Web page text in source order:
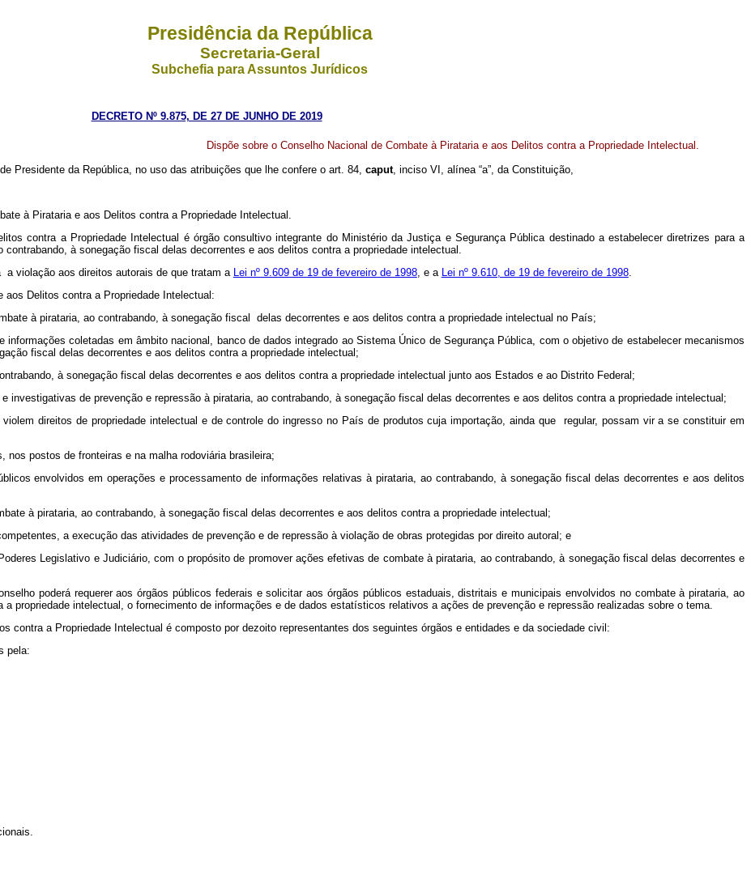
Presidência da República
Secretaria-Geral
Subchefia para Assuntos Jurídicos
DECRETO Nº 9.875, DE 27 DE JUNHO DE 2019
Dispõe sobre o Conselho Nacional de Combate à Pirataria e aos Delitos contra a Propriedade Intelectual.
Presidente da República, no uso das atribuições que lhe confere o art. 84, caput, inciso VI, alínea “a”, da Constituição,
à Pirataria e aos Delitos contra a Propriedade Intelectual.
contra a Propriedade Intelectual é órgão consultivo integrante do Ministério da Justiça e Segurança Pública destinado a estabelecer diretrizes para a
à sonegação fiscal delas decorrentes e aos delitos contra a propriedade intelectual.
violação aos direitos autorais de que tratam a Lei nº 9.609 de 19 de fevereiro de 1998, e a Lei nº 9.610, de 19 de fevereiro de 1998.
Delitos contra a Propriedade Intelectual:
à pirataria, ao contrabando, à sonegação fiscal delas decorrentes e aos delitos contra a propriedade intelectual no País;
informações coletadas em âmbito nacional, banco de dados integrado ao Sistema Único de Segurança Pública, com o objetivo de estabelecer mecanismos
fiscal delas decorrentes e aos delitos contra a propriedade intelectual;
à sonegação fiscal delas decorrentes e aos delitos contra a propriedade intelectual junto aos Estados e ao Distrito Federal;
investigativas de prevenção e repressão à pirataria, ao contrabando, à sonegação fiscal delas decorrentes e aos delitos contra a propriedade intelectual;
direitos de propriedade intelectual e de controle do ingresso no País de produtos cuja importação, ainda que regular, possam vir a se constituir em
postos de fronteiras e na malha rodoviária brasileira;
envolvidos em operações e processamento de informações relativas à pirataria, ao contrabando, à sonegação fiscal delas decorrentes e aos delitos
à pirataria, ao contrabando, à sonegação fiscal delas decorrentes e aos delitos contra a propriedade intelectual;
a execução das atividades de prevenção e de repressão à violação de obras protegidas por direito autoral; e
Legislativo e Judiciário, com o propósito de promover ações efetivas de combate à pirataria, ao contrabando, à sonegação fiscal delas decorrentes e
poderá requerer aos órgãos públicos federais e solicitar aos órgãos públicos estaduais, distritais e municipais envolvidos no combate à pirataria, ao
propriedade intelectual, o fornecimento de informações e de dados estatísticos relativos a ações de prevenção e repressão realizadas sobre o tema.
contra a Propriedade Intelectual é composto por dezoito representantes dos seguintes órgãos e entidades e da sociedade civil:
pela: